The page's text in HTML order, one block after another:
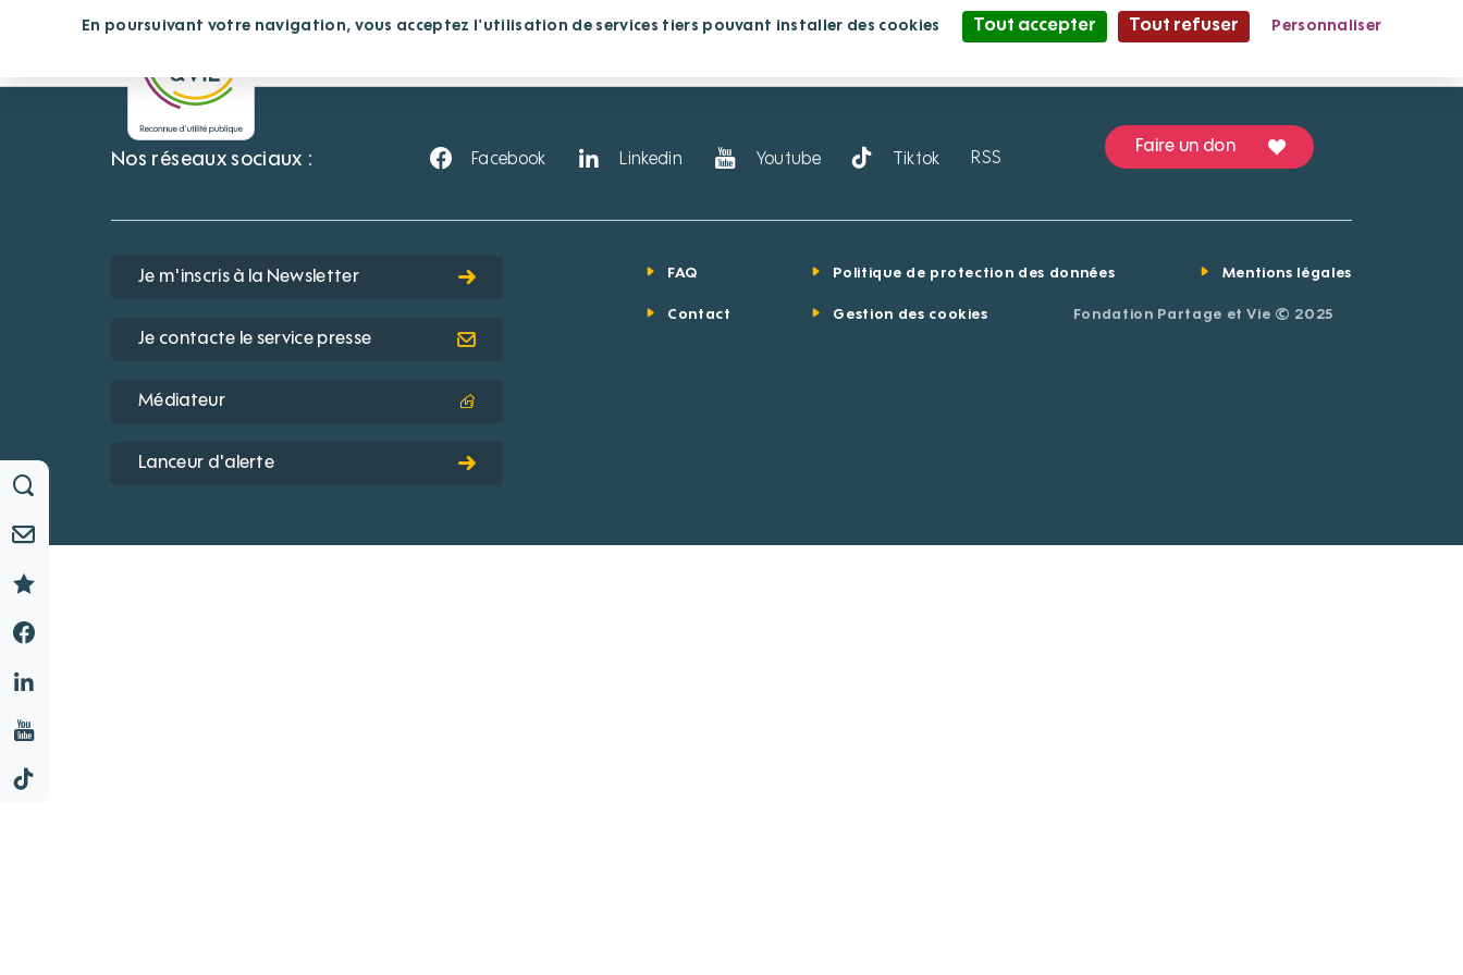
Partage et Vie le Mag'
Nos réseaux sociaux : Facebook Linkedin Youtube Tiktok RSS
Faire un don
Je m'inscris à la Newsletter
Je contacte le service presse
Médiateur
Lanceur d'alerte
Contact
FAQ Politique de protection des données Mentions légales
Gestion des cookies Fondation Partage et Vie © 2025
En poursuivant votre navigation, vous acceptez l'utilisation de services tiers pouvant installer des cookies Tout accepter Tout refuser
Personnaliser